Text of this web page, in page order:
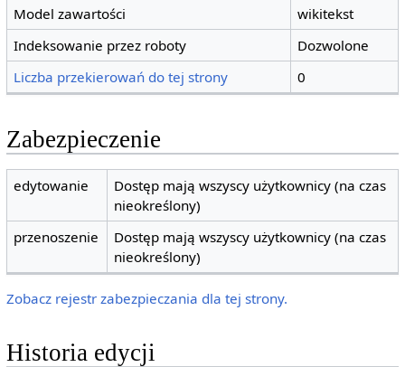
Model zawartości
wikitekst
Indeksowanie przez roboty
Dozwolone
Liczba przekierowań do tej strony
0
Zabezpieczenie
edytowanie
Dostęp mają wszyscy użytkownicy (na czas
nieokreślony)
przenoszenie
Dostęp mają wszyscy użytkownicy (na czas
nieokreślony)
Zobacz rejestr zabezpieczania dla tej strony.
Historia edycji